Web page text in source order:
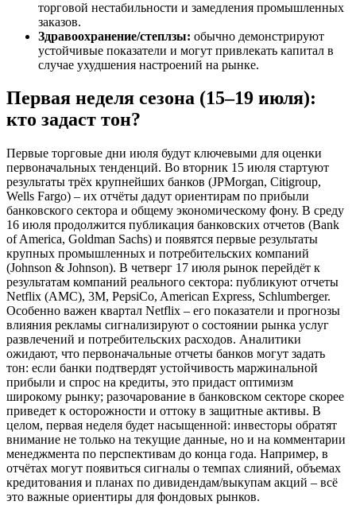
торговой нестабильности и замедления промышленных
заказов.
Здравоохранение/степлзы: обычно демонстрируют
устойчивые показатели и могут привлекать капитал в
случае ухудшения настроений на рынке.
Первая неделя сезона (15–19 июля):
кто задаст тон?
Первые торговые дни июля будут ключевыми для оценки
первоначальных тенденций. Во вторник 15 июля стартуют
результаты трёх крупнейших банков (JPMorgan, Citigroup,
Wells Fargo) – их отчёты дадут ориентирам по прибыли
банковского сектора и общему экономическому фону. В среду
16 июля продолжится публикация банковских отчетов (Bank
of America, Goldman Sachs) и появятся первые результаты
крупных промышленных и потребительских компаний
(Johnson & Johnson). В четверг 17 июля рынок перейдёт к
результатам компаний реального сектора: публикуют отчеты
Netflix (AMC), 3M, PepsiCo, American Express, Schlumberger.
Особенно важен квартал Netflix – его показатели и прогнозы
влияния рекламы сигнализируют о состоянии рынка услуг
развлечений и потребительских расходов. Аналитики
ожидают, что первоначальные отчеты банков могут задать
тон: если банки подтвердят устойчивость маржинальной
прибыли и спрос на кредиты, это придаст оптимизм
широкому рынку; разочарование в банковском секторе скорее
приведет к осторожности и оттоку в защитные активы. В
целом, первая неделя будет насыщенной: инвесторы обратят
внимание не только на текущие данные, но и на комментарии
менеджмента по перспективам до конца года. Например, в
отчётах могут появиться сигналы о темпах слияний, объемах
кредитования и планах по дивидендам/выкупам акций – всё
это важные ориентиры для фондовых рынков.